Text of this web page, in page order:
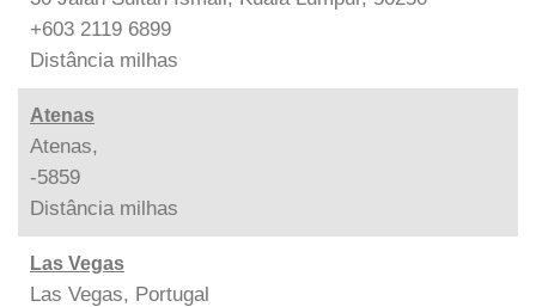
+603 2119 6899
Distância milhas
Atenas
Atenas,
-5859
Distância milhas
Las Vegas
Las Vegas, Portugal